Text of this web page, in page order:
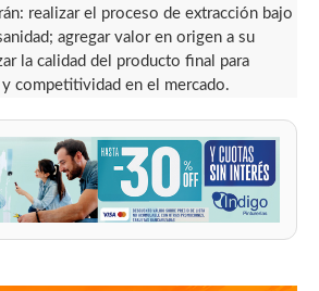
realizar el proceso de extracción bajo
agregar valor en origen a su
la calidad del producto final para
competitividad en el mercado.